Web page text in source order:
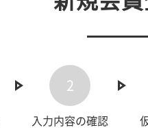
2
入力内容の確認